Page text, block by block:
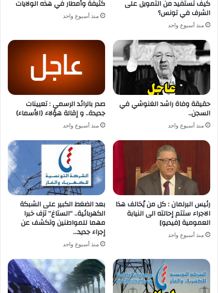
كيف تستفيد من التمويل على
الشرف في تونس؟
منذ أسبوع واحد
كثيفة وأمطار في هذه الولايات
منذ أسبوع واحد
حقيقة وفاة راشد الغنوشي في
السجن..
منذ أسبوع واحد
صدر بالرائد الرسمي : تعيينات
جديدة.. و إقالة هؤلاء (الأسماء)
منذ أسبوع واحد
رئيس البرلمان : كل من يُخالف هذا
الاجراء ستتم إحالته الى النيابة
العمومية [فيديو]
منذ أسبوع واحد
بعد الضغط الكبير على الشبكة
الكهربائية.. “الستاغ” تزف خبرا
مهما للمواطنين وتكشف عن
إجراء جديد…
منذ أسبوع واحد